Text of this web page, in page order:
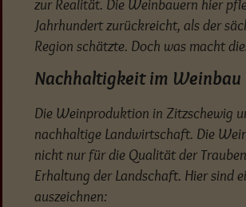
zur Realität. Die Weinbauern hier
Jahrhundert zurückreicht, als der
Region schätzte. Doch was macht
Nachhaltigkeit im Weinbau
Die Weinproduktion in Zitzschewig
nachhaltige Landwirtschaft. Die
nicht nur für die Qualität der
Erhaltung der Landschaft. Hier sind
auszeichnen: